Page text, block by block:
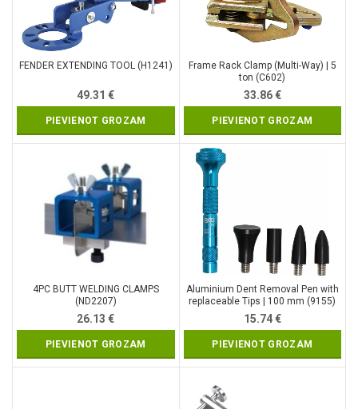
FENDER EXTENDING TOOL (H1241)
49.31€
PIEVIENOT GROZAM
Frame Rack Clamp (Multi-Way) | 5
ton (C602)
33.86€
PIEVIENOT GROZAM
4PC BUTT WELDING CLAMPS
(ND2207)
26.13€
PIEVIENOT GROZAM
Aluminium Dent Removal Pen with
replaceable Tips | 100 mm (9155)
15.74€
PIEVIENOT GROZAM